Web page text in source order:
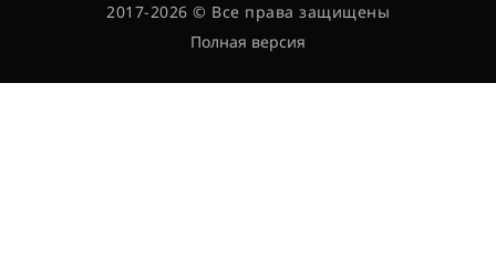
2017-2026 © Все права защищены
Полная версия